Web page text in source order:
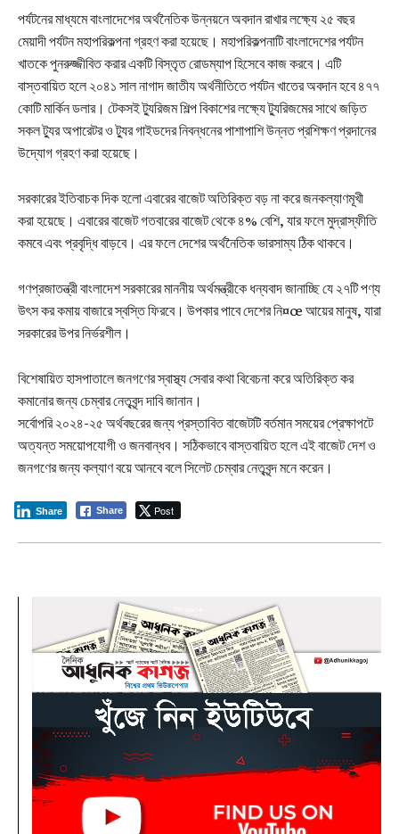
পর্যটনের মাধ্যমে বাংলাদেশের অর্থনৈতিক উন্নয়নে অবদান রাখার লক্ষ্যে ২৫ বছর
মেয়াদী পর্যটন মহাপরিকল্পনা গ্রহণ করা হয়েছে। মহাপরিকল্পনাটি বাংলাদেশের পর্যটন
খাতকে পুনরুজ্জীবিত করার একটি বিস্তৃত রোডম্যাপ হিসেবে কাজ করবে। এটি
বাস্তবায়িত হলে ২০৪১ সাল নাগাদ জাতীয অর্থনীতিতে পর্যটন খাতের অবদান হবে ৪৭৭
কোটি মার্কিন ডলার। টেকসই ট্যুরিজম শিল্প বিকাশের লক্ষ্যে ট্যুরিজমের সাথে জড়িত
সকল ট্যুর অপারেটর ও ট্যুর গাইডদের নিবন্ধনের পাশাপাশি উন্নত প্রশিক্ষণ প্রদানের
উদ্যোগ গ্রহণ করা হয়েছে।
সরকারের ইতিবাচক দিক হলো এবারের বাজেট অতিরিক্ত বড় না করে জনকল্যাণমূখী
করা হয়েছে। এবারের বাজেট গতবারের বাজেট থেকে ৪% বেশি, যার ফলে মুদ্রাস্ফীতি
কমবে এবং প্রবৃদ্ধি বাড়বে। এর ফলে দেশের অর্থনৈতিক ভারসাম্য ঠিক থাকবে।
গণপ্রজাতন্ত্রী বাংলাদেশ সরকারের মাননীয় অর্থমন্ত্রীকে ধন্যবাদ জানাচ্ছি যে ২৭টি পণ্য
উৎস কর কমায় বাজারে স্বস্তি ফিরবে। উপকার পাবে দেশের নি¤œ আয়ের মানুষ, যারা
সরকারের উপর নির্ভরশীল।
বিশেষায়িত হাসপাতালে জনগণের স্বাস্থ্য সেবার কথা বিবেচনা করে অতিরিক্ত কর
কমানোর জন্য চেম্বার নেতৃবৃন্দ দাবি জানান।
সর্বোপরি ২০২৪-২৫ অর্থবছরের জন্য প্রস্তাবিত বাজেটটি বর্তমান সময়ের প্রেক্ষাপটে
অত্যন্ত সময়োপযোগী ও জনবান্ধব। সঠিকভাবে বাস্তবায়িত হলে এই বাজেট দেশ ও
জনগণের জন্য কল্যাণ বয়ে আনবে বলে সিলেট চেম্বার নেতৃবৃন্দ মনে করেন।
Share Post
Share